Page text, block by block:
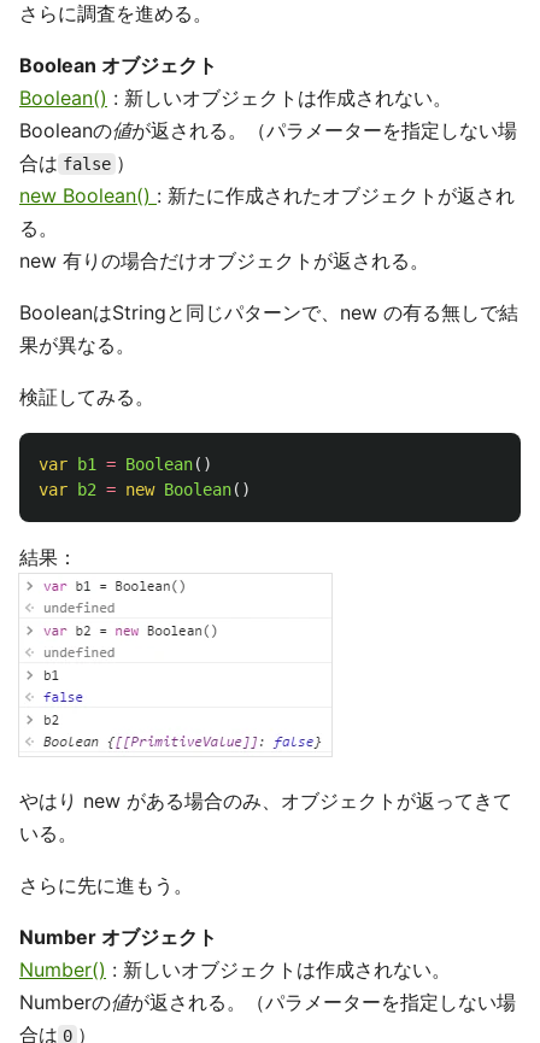
さらに調査を進める。
Boolean オブジェクト
Boolean() : 新しいオブジェクトは作成されない。
Booleanの値が返される。（パラメーターを指定しない場
合は false ）
new Boolean() : 新たに作成されたオブジェクトが返され
る。
new 有りの場合だけオブジェクトが返される。
BooleanはStringと同じパターンで、new の有る無しで結
果が異なる。
検証してみる。
var b1 = Boolean()
var
b2 = new Boolean()
結果：
やはり new がある場合のみ、オブジェクトが返ってきて
いる。
さらに先に進もう。
Number オブジェクト
Number() : 新しいオブジェクトは作成されない。
Numberの値が返される。（パラメーターを指定しない場
合は 0 ）